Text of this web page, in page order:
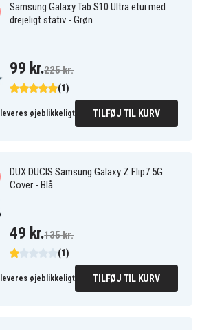
Samsung Galaxy Tab S10 Ultra etui med
drejeligt stativ - Grøn
(1)
99 kr.225 kr.
øjeblikkeligt TILFØJ TIL KURV
DUX DUCIS Samsung Galaxy Z Flip7 5G
Cover - Blå
(1)
49 kr.135 kr.
øjeblikkeligt TILFØJ TIL KURV